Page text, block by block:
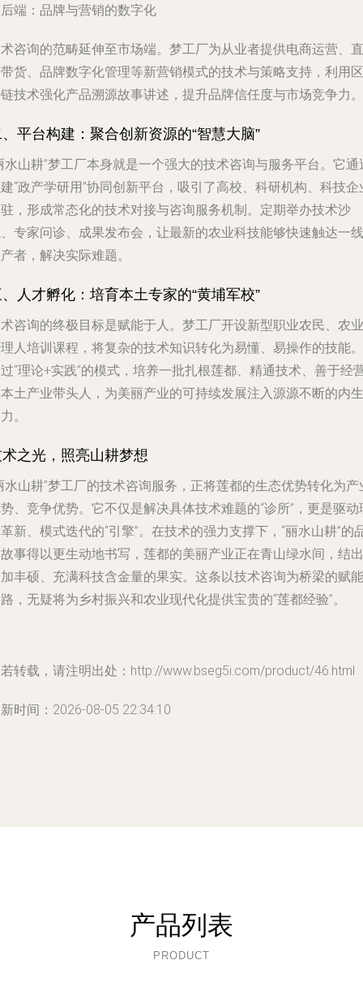
端：品牌与营销的数字化
咨询的范畴延伸至市场端。梦工厂为从业者提供电商运营、直
货、品牌数字化管理等新营销模式的技术与策略支持，利用区
技术强化产品溯源故事讲述，提升品牌信任度与市场竞争力。
平台构建：聚合创新资源的“智慧大脑”
水山耕”梦工厂本身就是一个强大的技术咨询与服务平台。它通
“政产学研用”协同创新平台，吸引了高校、科研机构、科技企
，形成常态化的技术对接与咨询服务机制。定期举办技术沙
专家问诊、成果发布会，让最新的农业科技能够快速触达一线
者，解决实际难题。
人才孵化：培育本土专家的“黄埔军校”
咨询的终极目标是赋能于人。梦工厂开设新型职业农民、农业
人培训课程，将复杂的技术知识转化为易懂、易操作的技能。
“理论+实践”的模式，培养一批扎根莲都、精通技术、善于经
土产业带头人，为美丽产业的可持续发展注入源源不断的内生
。
之光，照亮山耕梦想
水山耕”梦工厂的技术咨询服务，正将莲都的生态优势转化为产
、竞争优势。它不仅是解决具体技术难题的“诊所”，更是驱动
新、模式迭代的“引擎”。在技术的强力支撑下，“丽水山耕”的
事得以更生动地书写，莲都的美丽产业正在青山绿水间，结出
丰硕、充满科技含金量的果实。这条以技术咨询为桥梁的赋能
，无疑将为乡村振兴和农业现代化提供宝贵的“莲都经验”。
转载，请注明出处：http://www.bseg5i.com/product/46.html
时间：2026-08-05 22:34:10
产品列表
PRODUCT